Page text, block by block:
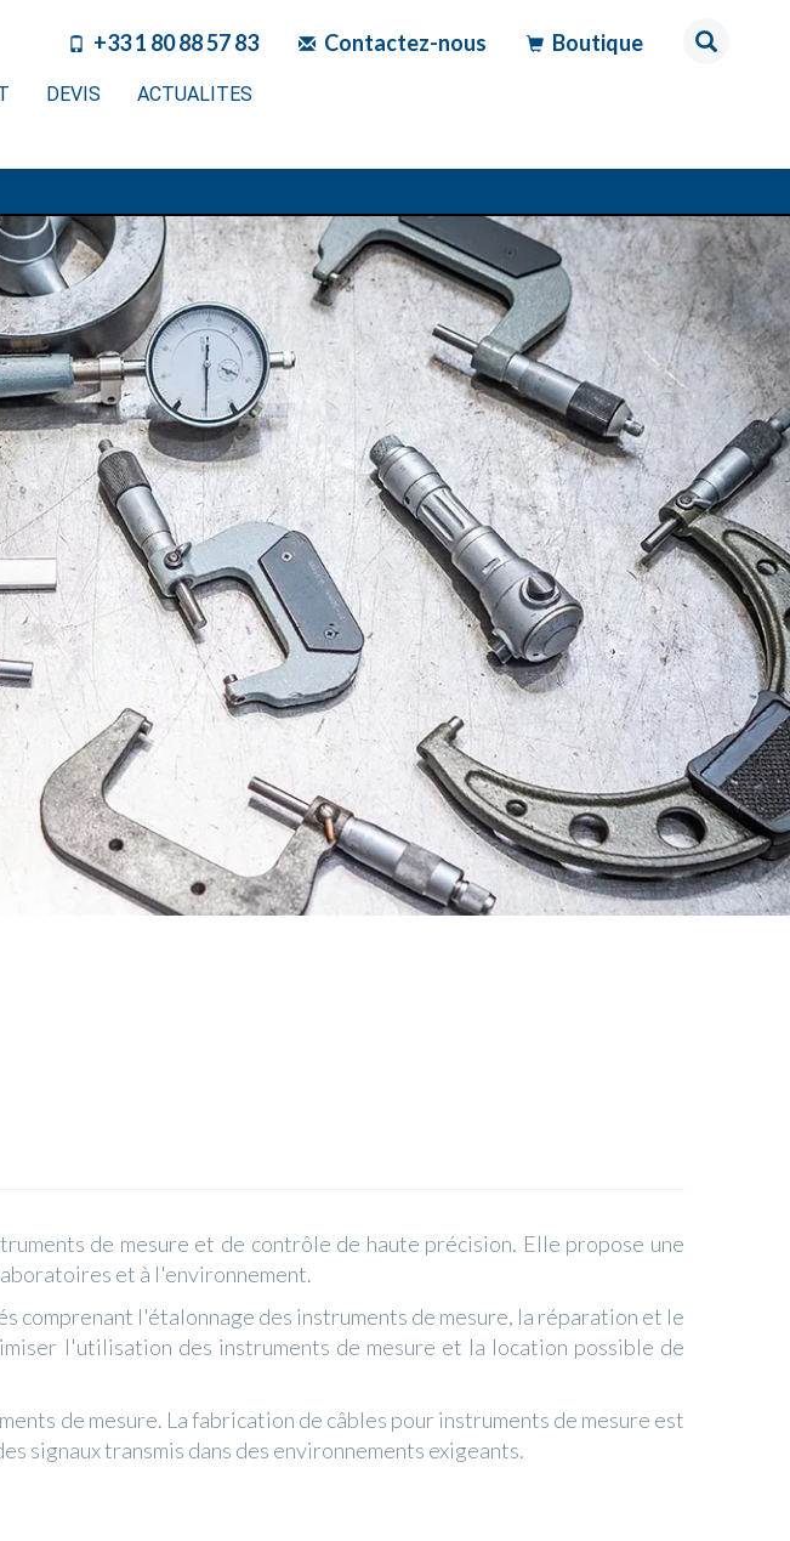
+33 1 80 88 57 83 Contactez-nous Boutique
DEVIS ACTUALITES
de mesure et de contrôle de haute précision. Elle propose une
et à l'environnement.
comprenant l'étalonnage des instruments de mesure, la réparation et le
l'utilisation des instruments de mesure et la location possible de
de mesure. La fabrication de câbles pour instruments de mesure est
signaux transmis dans des environnements exigeants.